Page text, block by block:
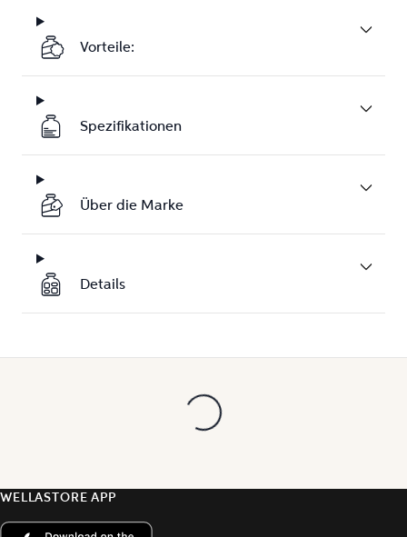
Vorteile:
Spezifikationen
Über die Marke
Details
WELLASTORE APP